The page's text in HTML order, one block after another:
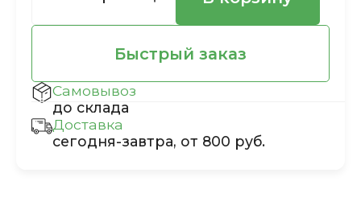
Быстрый заказ
Самовывоз
до склада
Доставка
сегодня-завтра, от 800 руб.